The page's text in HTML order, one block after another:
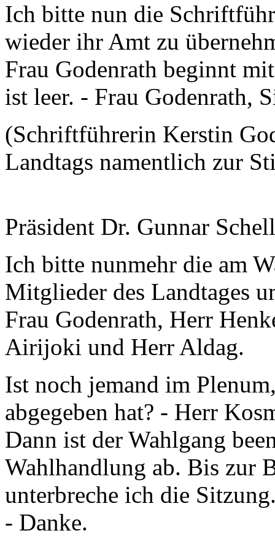
Ich bitte nun die
wieder ihr Amt zu
Frau Godenrath beginnt
ist leer. - Frau Godenrath,
(Schriftführerin Kerstin
Landtags namentlich zur
Präsident Dr. Gunnar
Ich bitte nunmehr die am
Mitglieder des Landtages
Frau Godenrath, Herr
Airijoki und Herr Aldag.
Ist noch jemand im
abgegeben hat? - Herr
Dann ist der Wahlgang
Wahlhandlung ab. Bis zur
unterbreche ich die
- Danke.